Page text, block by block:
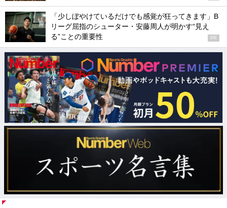
「少しぼやけているだけでも感覚が狂ってきます」B
リーグ屈指のシューター・安藤周人が明かす“見え
る”ことの重要性
PR